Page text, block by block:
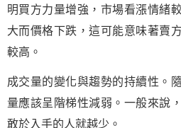
明買方力量增強，市場看漲情緒
大而價格下跌，這可能意味著賣
較高。
成交量的變化與趨勢的持續性。
量應該呈階梯性減弱。一般來說
敢於入手的人就越少。